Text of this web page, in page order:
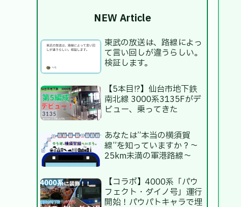
NEW Article
東武の放送は、路線によっ
て言い回しが違うらしい。
検証します。
【5本目!?】仙台市地下鉄
南北線 3000系3135Fがデ
ビュー、乗ってきた
あなたは”本当の横須賀
線”を知っていますか？～
25km未満の軍港路線～
【コラボ】4000系「パウ
フェクト・ダイノ号」運行
開始！パウパトキャラで埋